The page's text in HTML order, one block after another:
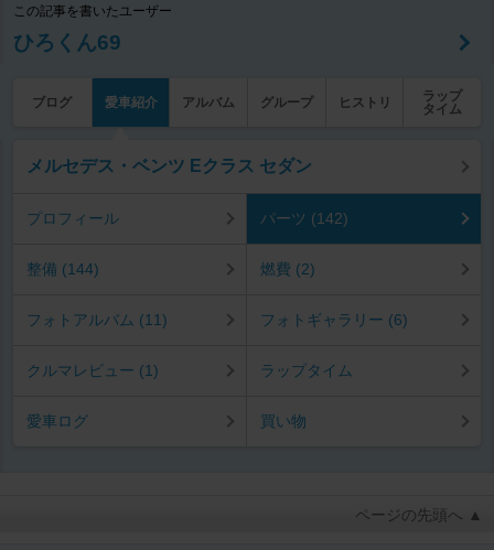
この記事を書いたユーザー
ひろくん69
ブログ 愛車紹介 アルバム グループ ヒストリ
ラップ
タイム
メルセデス・ベンツ Eクラス セダン
プロフィール パーツ (142)
整備 (144) 燃費 (2)
フォトアルバム (11) フォトギャラリー (6)
クルマレビュー (1) ラップタイム
愛車ログ 買い物
ページの先頭へ ▲